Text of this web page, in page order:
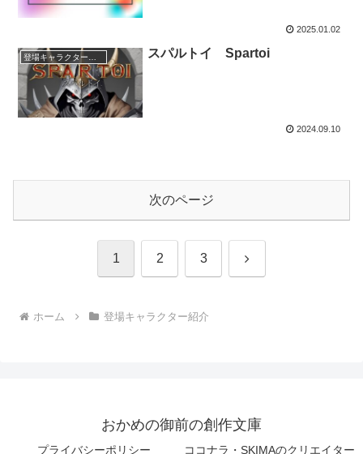
2025.01.02
スパルトイ Spartoi
2024.09.10
次のページ
1 2 3 次
ホーム 登場キャラクター紹介
おかめの御前の創作文庫
プライバシーポリシー ココナラ・SKIMAのクリエイター